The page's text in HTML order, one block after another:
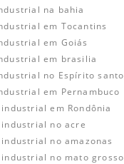
na bahia
em Tocantins
em Goiás
em brasilia
no Espírito santo
em Pernambuco
em Rondônia
no acre
no amazonas
no mato grosso